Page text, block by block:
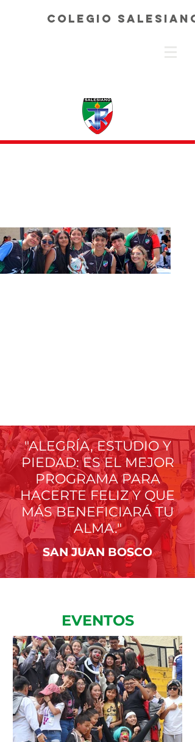
COLEGIO
"ALEGRÍA, ESTUDIO Y
PIEDAD: ES EL MEJOR
PROGRAMA PARA
HACERTE FELIZ Y QUE
MÁS BENEFICIARÁ TU
ALMA."
SAN JUAN BOSCO
EVENTOS